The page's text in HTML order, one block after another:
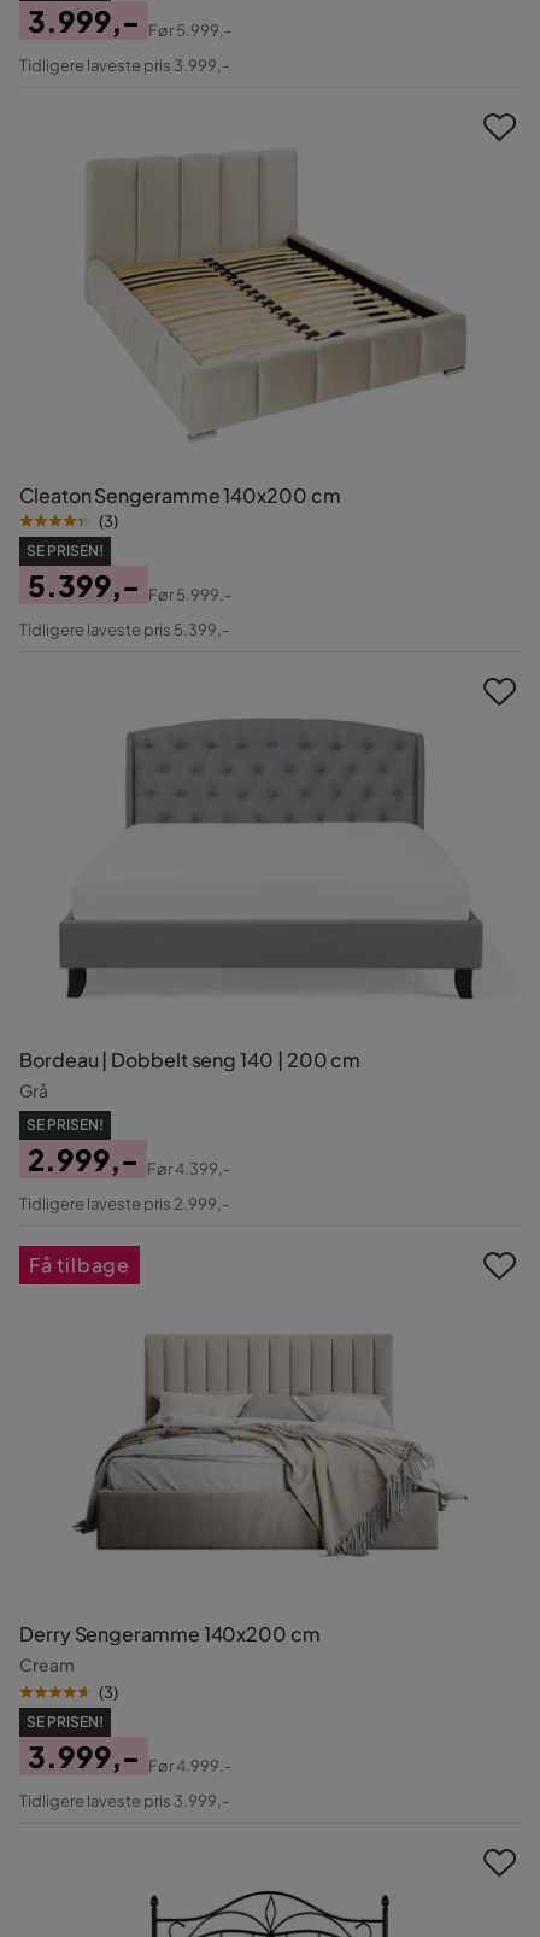
Pris
3.999,-
Original
Før5.999,-
Tidligere laveste pris 3.999,-
Cleaton Sengeramme 140x200 cm
(3)
SE PRISEN!
Pris
5.399,-
Original
Før5.999,-
Tidligere laveste pris 5.399,-
Bordeau | Dobbelt seng 140 | 200 cm
Grå
SE PRISEN!
Pris
2.999,-
Original
Før4.399,-
Tidligere laveste pris 2.999,-
Derry Sengeramme 140x200 cm
Cream
(3)
SE PRISEN!
Pris
3.999,-
Original
Før4.999,-
Tidligere laveste pris 3.999,-
Få tilbage